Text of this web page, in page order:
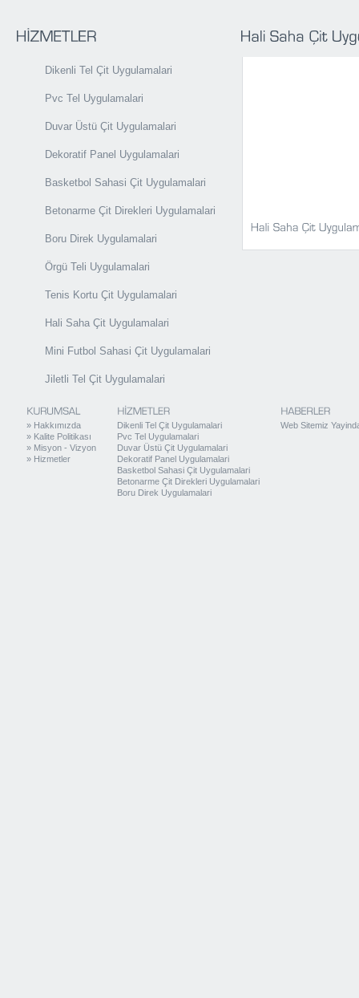
Dikenli Tel Çit Uygulamalari
Pvc Tel Uygulamalari
Duvar Üstü Çit Uygulamalari
Dekoratif Panel Uygulamalari
Basketbol Sahasi Çit Uygulamalari
Betonarme Çit Direkleri Uygulamalari
Boru Direk Uygulamalari
Örgü Teli Uygulamalari
Tenis Kortu Çit Uygulamalari
Hali Saha Çit Uygulamalari
Mini Futbol Sahasi Çit Uygulamalari
Jiletli Tel Çit Uygulamalari
» Hakkımızda
» Kalite Politikası
» Misyon - Vizyon
» Hizmetler
Dikenli Tel Çit Uygulamalari
Pvc Tel Uygulamalari
Duvar Üstü Çit Uygulamalari
Dekoratif Panel Uygulamalari
Basketbol Sahasi Çit Uygulamalari
Betonarme Çit Direkleri Uygulamalari
Boru Direk Uygulamalari
Web Sitemiz